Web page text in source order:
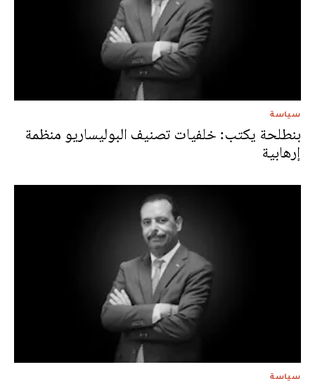
سياسة
بنطلحة يكتب: خلفيات تصنيف البوليساريو منظمة
إرهابية
سياسة